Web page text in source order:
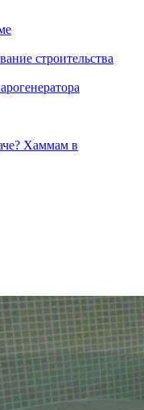
строительства
Хаммам в